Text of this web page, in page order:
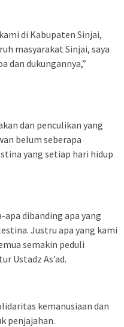
di Kabupaten Sinjai,
masyarakat Sinjai, saya
dan dukungannya,”
dan penculikan yang
belum seberapa
yang setiap hari hidup
apa dibanding apa yang
Justru apa yang kami
semakin peduli
Ustadz As’ad.
kemanusiaan dan
penjajahan.